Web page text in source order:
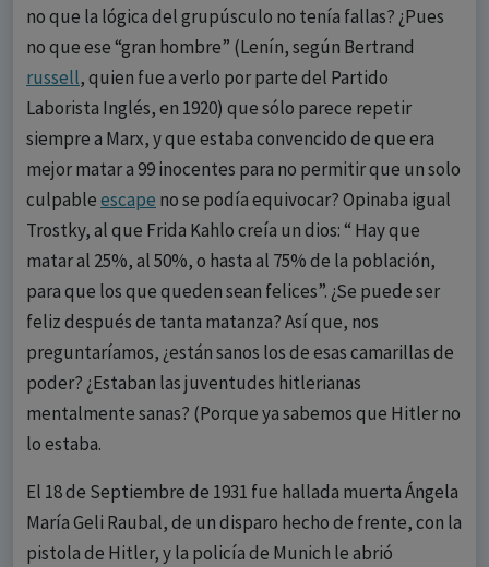
no que la lógica del grupúsculo no tenía fallas? ¿Pues
no que ese “gran hombre” (Lenín, según Bertrand
russell, quien fue a verlo por parte del Partido
Laborista Inglés, en 1920) que sólo parece repetir
siempre a Marx, y que estaba convencido de que era
mejor matar a 99 inocentes para no permitir que un solo
culpableescape no se podía equivocar? Opinaba igual
Trostky, al que Frida Kahlo creía un dios: “ Hay que
matar al 25%, al 50%, o hasta al 75% de la población,
para que los que queden sean felices”. ¿Se puede ser
feliz después de tanta matanza? Así que, nos
preguntaríamos, ¿están sanos los de esas camarillas de
poder? ¿Estaban las juventudes hitlerianas
mentalmente sanas? (Porque ya sabemos que Hitler no
lo estaba.
El 18 de Septiembre de 1931 fue hallada muerta Ángela
María Geli Raubal, de un disparo hecho de frente, con la
pistola de Hitler, y la policía de Munich le abrió